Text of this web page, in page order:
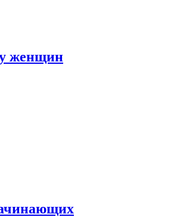
у женщин